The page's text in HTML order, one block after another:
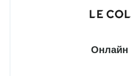
Онлайн